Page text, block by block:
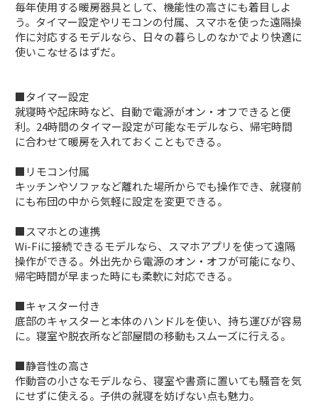
毎年使用する暖房器具として、機能性の高さにも着目しよ
う。タイマー設定やリモコンの付属、スマホを使った遠隔操
作に対応するモデルなら、日々の暮らしのなかでより快適に
使いこなせるはずだ。
■タイマー設定
就寝時や起床時など、自動で電源がオン・オフできると便
利。24時間のタイマー設定が可能なモデルなら、帰宅時間
に合わせて暖房を入れておくこともできる。
■リモコン付属
キッチンやソファなど離れた場所からでも操作でき、就寝前
にも布団の中から気軽に設定を変更できる。
■スマホとの連携
Wi-Fiに接続できるモデルなら、スマホアプリを使って遠隔
操作ができる。外出先から電源のオン・オフが可能になり、
帰宅時間が早まった時にも柔軟に対応できる。
■キャスター付き
底部のキャスターと本体のハンドルを使い、持ち運びが容易
に。寝室や脱衣所など部屋間の移動もスムーズに行える。
■静音性の高さ
作動音の小さなモデルなら、寝室や書斎に置いても騒音を気
にせずに使える。子供の就寝を妨げない点も魅力。